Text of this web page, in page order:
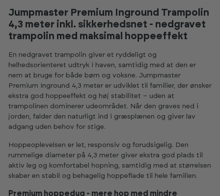
Jumpmaster Premium Inground Trampolin
4,3 meter inkl. sikkerhedsnet - nedgravet
trampolin med maksimal hoppeeffekt
En nedgravet trampolin giver et ryddeligt og
helhedsorienteret udtryk i haven, samtidig med at den er
nem at bruge for både børn og voksne. Jumpmaster
Premium Inground 4,3 meter er udviklet til familier, der ønsker
ekstra god hoppeeffekt og høj stabilitet – uden at
trampolinen dominerer udeområdet. Når den graves ned i
jorden, falder den naturligt ind i græsplænen og giver lav
adgang uden behov for stige.
Hoppeoplevelsen er let, responsiv og forudsigelig. Den
rummelige diameter på 4,3 meter giver ekstra god plads til
aktiv leg og komfortabel hopning, samtidig med at størrelsen
skaber en stabil og behagelig hoppeflade til hele familien.
Premium hoppedug - mere hop med mindre